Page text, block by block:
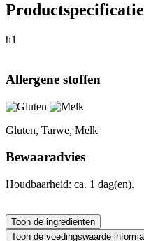
Productspecificatie
h1
Allergene stoffen
Gluten, Tarwe, Melk
Bewaaradvies
Houdbaarheid: ca. 1 dag(en).